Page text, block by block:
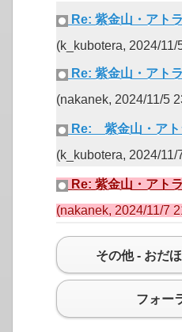
Re: 紫金山・アト
(k_kubotera, 2024/11/
Re: 紫金山・アト
(nakanek, 2024/11/5
Re: 紫金山・アト
(k_kubotera, 2024/11/
Re: 紫金山・アト
(nakanek, 2024/11/7
その他 - おだ
フォー